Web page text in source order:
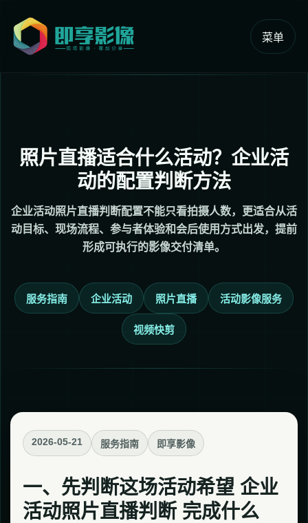
菜单
照片直播适合什么活动？企业活
动的配置判断方法
企业活动照片直播判断配置不能只看拍摄人数，更适合从活
动目标、现场流程、参与者体验和会后使用方式出发，提前
形成可执行的影像交付清单。
服务指南 企业活动 照片直播 活动影像服务
视频快剪
2026-05-21 服务指南 即享影像
一、先判断这场活动希望 企业
活动照片直播判断 完成什么